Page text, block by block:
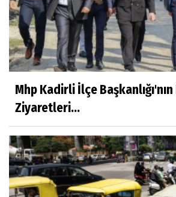
Mhp Kadirli İlçe
Ziyaretleri...